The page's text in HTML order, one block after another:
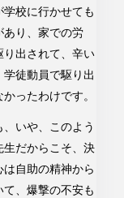
校に行かせても
あり、家での労
出されて、辛い
徒動員で駆り出
ったわけです。
いや、このよう
生だからこそ、決
自助の精神から
、爆撃の不安も